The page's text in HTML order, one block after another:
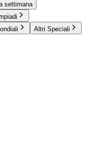
settimana
Altri Speciali